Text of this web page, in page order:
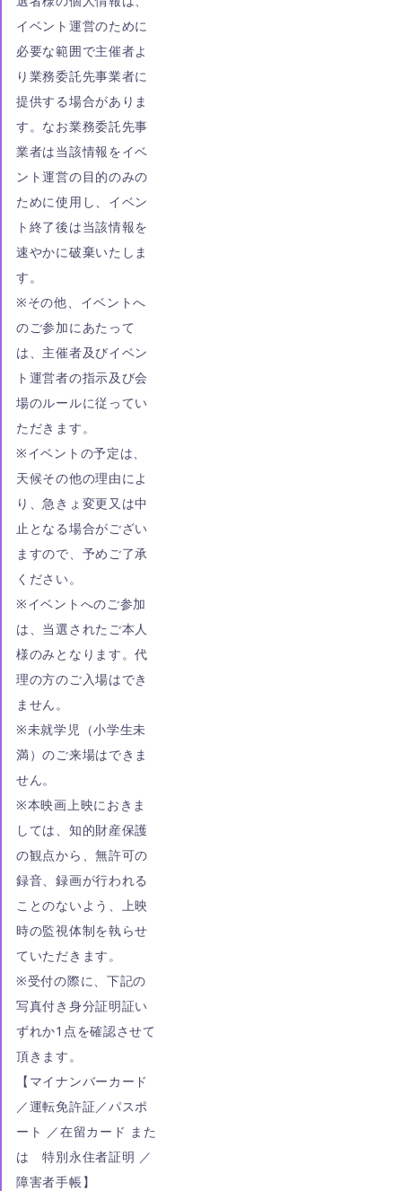
イベント運営のために
必要な範囲で主催者よ
り業務委託先事業者に
提供する場合がありま
す。なお業務委託先事
業者は当該情報をイベ
ント運営の目的のみの
ために使用し、イベン
ト終了後は当該情報を
速やかに破棄いたしま
す。
※その他、イベントへ
のご参加にあたって
は、主催者及びイベン
ト運営者の指示及び会
場のルールに従ってい
ただきます。
※イベントの予定は、
天候その他の理由によ
り、急きょ変更又は中
止となる場合がござい
ますので、予めご了承
ください。
※イベントへのご参加
は、当選されたご本人
様のみとなります。代
理の方のご入場はでき
ません。
※未就学児（小学生未
満）のご来場はできま
せん。
※本映画上映におきま
しては、知的財産保護
の観点から、無許可の
録音、録画が行われる
ことのないよう、上映
時の監視体制を執らせ
ていただきます。
※受付の際に、下記の
写真付き身分証明証い
ずれか1点を確認させて
頂きます。
【マイナンバーカード
／運転免許証／パスポ
ート ／在留カード また
は 特別永住者証明 ／
障害者手帳】